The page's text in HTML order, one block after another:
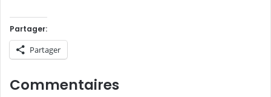
Partager:
Partager
Commentaires